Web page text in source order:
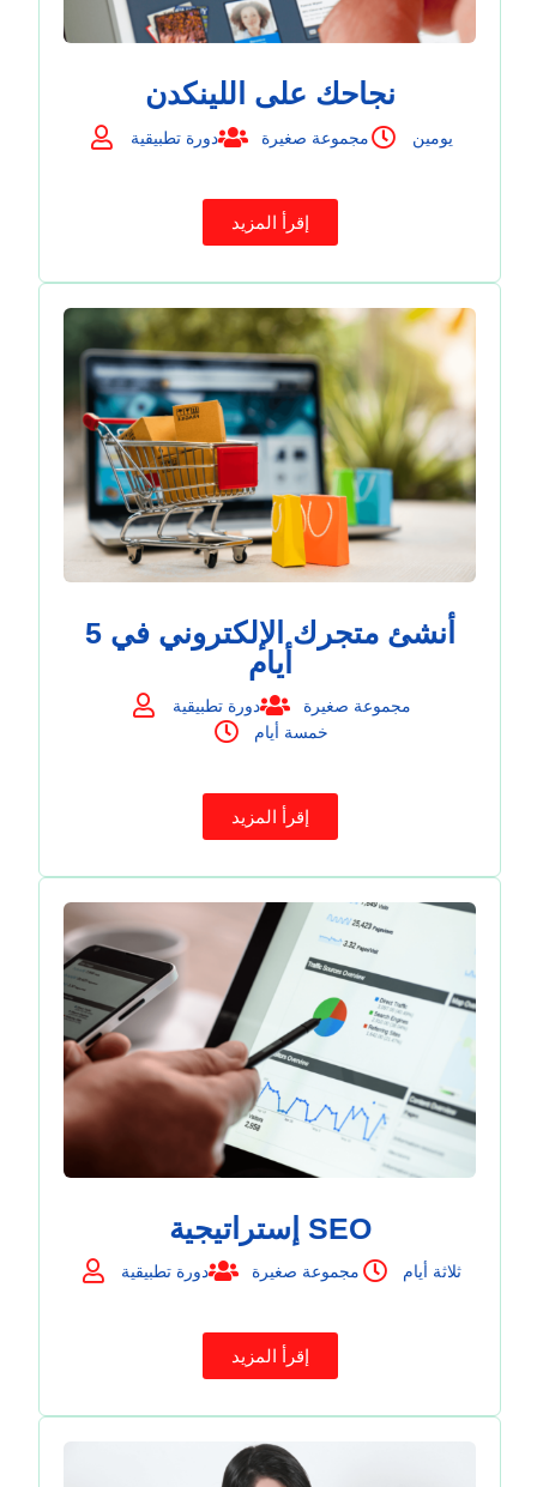
نجاحك على اللينكدن
دورة تطبيقية مجموعة صغيرة يومين
إقرأ المزيد
أنشئ متجرك الإلكتروني في 5
أيام
دورة تطبيقية
مجموعة صغيرة
خمسة أيام
إقرأ المزيد
إستراتيجية SEO
دورة تطبيقية مجموعة صغيرة ثلاثة أيام
إقرأ المزيد